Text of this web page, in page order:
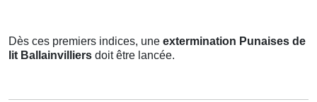
Dès ces premiers indices, une extermination Punaises de
lit Ballainvilliers doit être lancée.